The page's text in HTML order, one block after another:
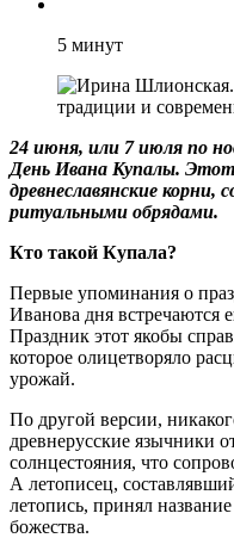
5 минут
24 июня, или 7 июля по
День Ивана Купалы.
древнеславянские
ритуальными обрядами.
Кто такой Купала?
Первые упоминания о
Иванова дня встречаются
Праздник этот якобы
которое олицетворяло
урожай.
По другой версии,
древнерусские язычники
солнцестояния, что
А летописец,
летопись, принял
божества.